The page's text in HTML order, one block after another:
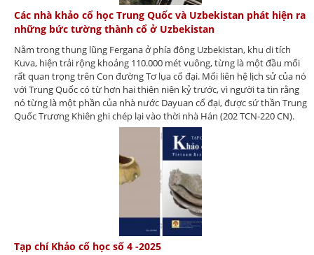
Các nhà khảo cổ học Trung Quốc và Uzbekistan phát hiện ra
những bức tường thành cổ ở Uzbekistan
Nằm trong thung lũng Fergana ở phía đông Uzbekistan, khu di tích
Kuva, hiện trải rộng khoảng 110.000 mét vuông, từng là một đầu mối
rất quan trọng trên Con đường Tơ lụa cổ đại. Mối liên hệ lịch sử của nó
với Trung Quốc có từ hơn hai thiên niên kỷ trước, vì người ta tin rằng
nó từng là một phần của nhà nước Dayuan cổ đại, được sứ thần Trung
Quốc Trương Khiên ghi chép lại vào thời nhà Hán (202 TCN-220 CN).
Tạp chí Khảo cổ học số 4 -2025